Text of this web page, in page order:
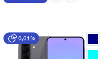
0,01%